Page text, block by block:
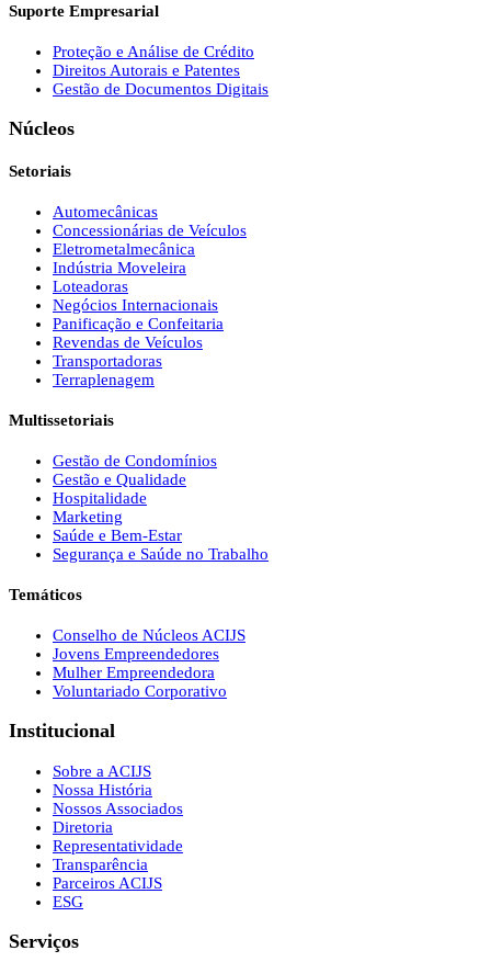
Suporte Empresarial
Proteção e Análise de Crédito
Direitos Autorais e Patentes
Gestão de Documentos Digitais
Núcleos
Setoriais
Automecânicas
Concessionárias de Veículos
Eletrometalmecânica
Indústria Moveleira
Loteadoras
Negócios Internacionais
Panificação e Confeitaria
Revendas de Veículos
Transportadoras
Terraplenagem
Multissetoriais
Gestão de Condomínios
Gestão e Qualidade
Hospitalidade
Marketing
Saúde e Bem-Estar
Segurança e Saúde no Trabalho
Temáticos
Conselho de Núcleos ACIJS
Jovens Empreendedores
Mulher Empreendedora
Voluntariado Corporativo
Institucional
Sobre a ACIJS
Nossa História
Nossos Associados
Diretoria
Representatividade
Transparência
Parceiros ACIJS
ESG
Serviços